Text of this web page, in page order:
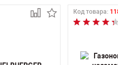
Код товара: